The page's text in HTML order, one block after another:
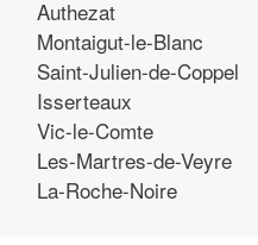
Authezat
Montaigut-le-Blanc
Saint-Julien-de-Coppel
Isserteaux
Vic-le-Comte
Les-Martres-de-Veyre
La-Roche-Noire